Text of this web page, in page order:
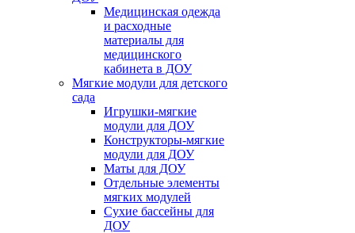
Медицинская одежда
и расходные
материалы для
медицинского
кабинета в ДОУ
Мягкие модули для детского
сада
Игрушки-мягкие
модули для ДОУ
Конструкторы-мягкие
модули для ДОУ
Маты для ДОУ
Отдельные элементы
мягких модулей
Сухие бассейны для
ДОУ